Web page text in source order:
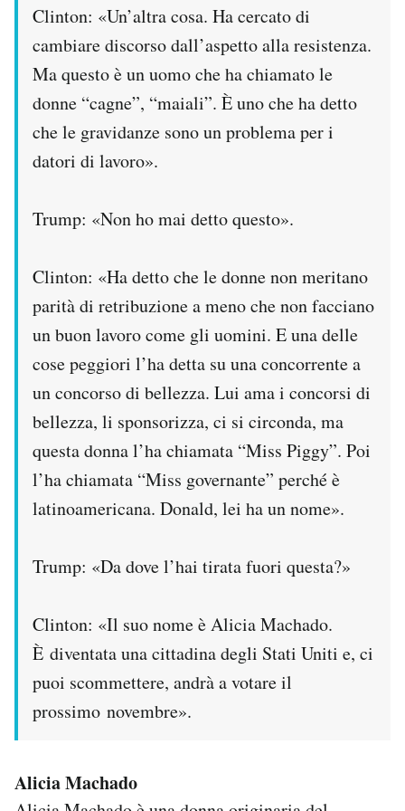
Clinton: «Un’altra cosa. Ha cercato di
cambiare discorso dall’aspetto alla resistenza.
Ma questo è un uomo che ha chiamato le
donne “cagne”, “maiali”. È uno che ha detto
che le gravidanze sono un problema per i
datori di lavoro».
Trump: «Non ho mai detto questo».
Clinton: «Ha detto che le donne non meritano
parità di retribuzione a meno che non facciano
un buon lavoro come gli uomini. E una delle
cose peggiori l’ha detta su una concorrente a
un concorso di bellezza. Lui ama i concorsi di
bellezza, li sponsorizza, ci si circonda, ma
questa donna l’ha chiamata “Miss Piggy”. Poi
l’ha chiamata “Miss governante” perché è
latinoamericana. Donald, lei ha un nome».
Trump: «Da dove l’hai tirata fuori questa?»
Clinton: «Il suo nome è Alicia Machado.
È diventata una cittadina degli Stati Uniti e, ci
puoi scommettere, andrà a votare il
prossimo novembre».
Alicia Machado